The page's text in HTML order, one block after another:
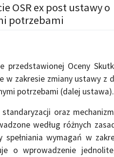
OSR ex post ustawy o
potrzebami
przedstawionej Oceny
w zakresie zmiany ustawy z
potrzebami (dalej ustawa).
oraz
według różnych
wymagań w
o wprowadzenie